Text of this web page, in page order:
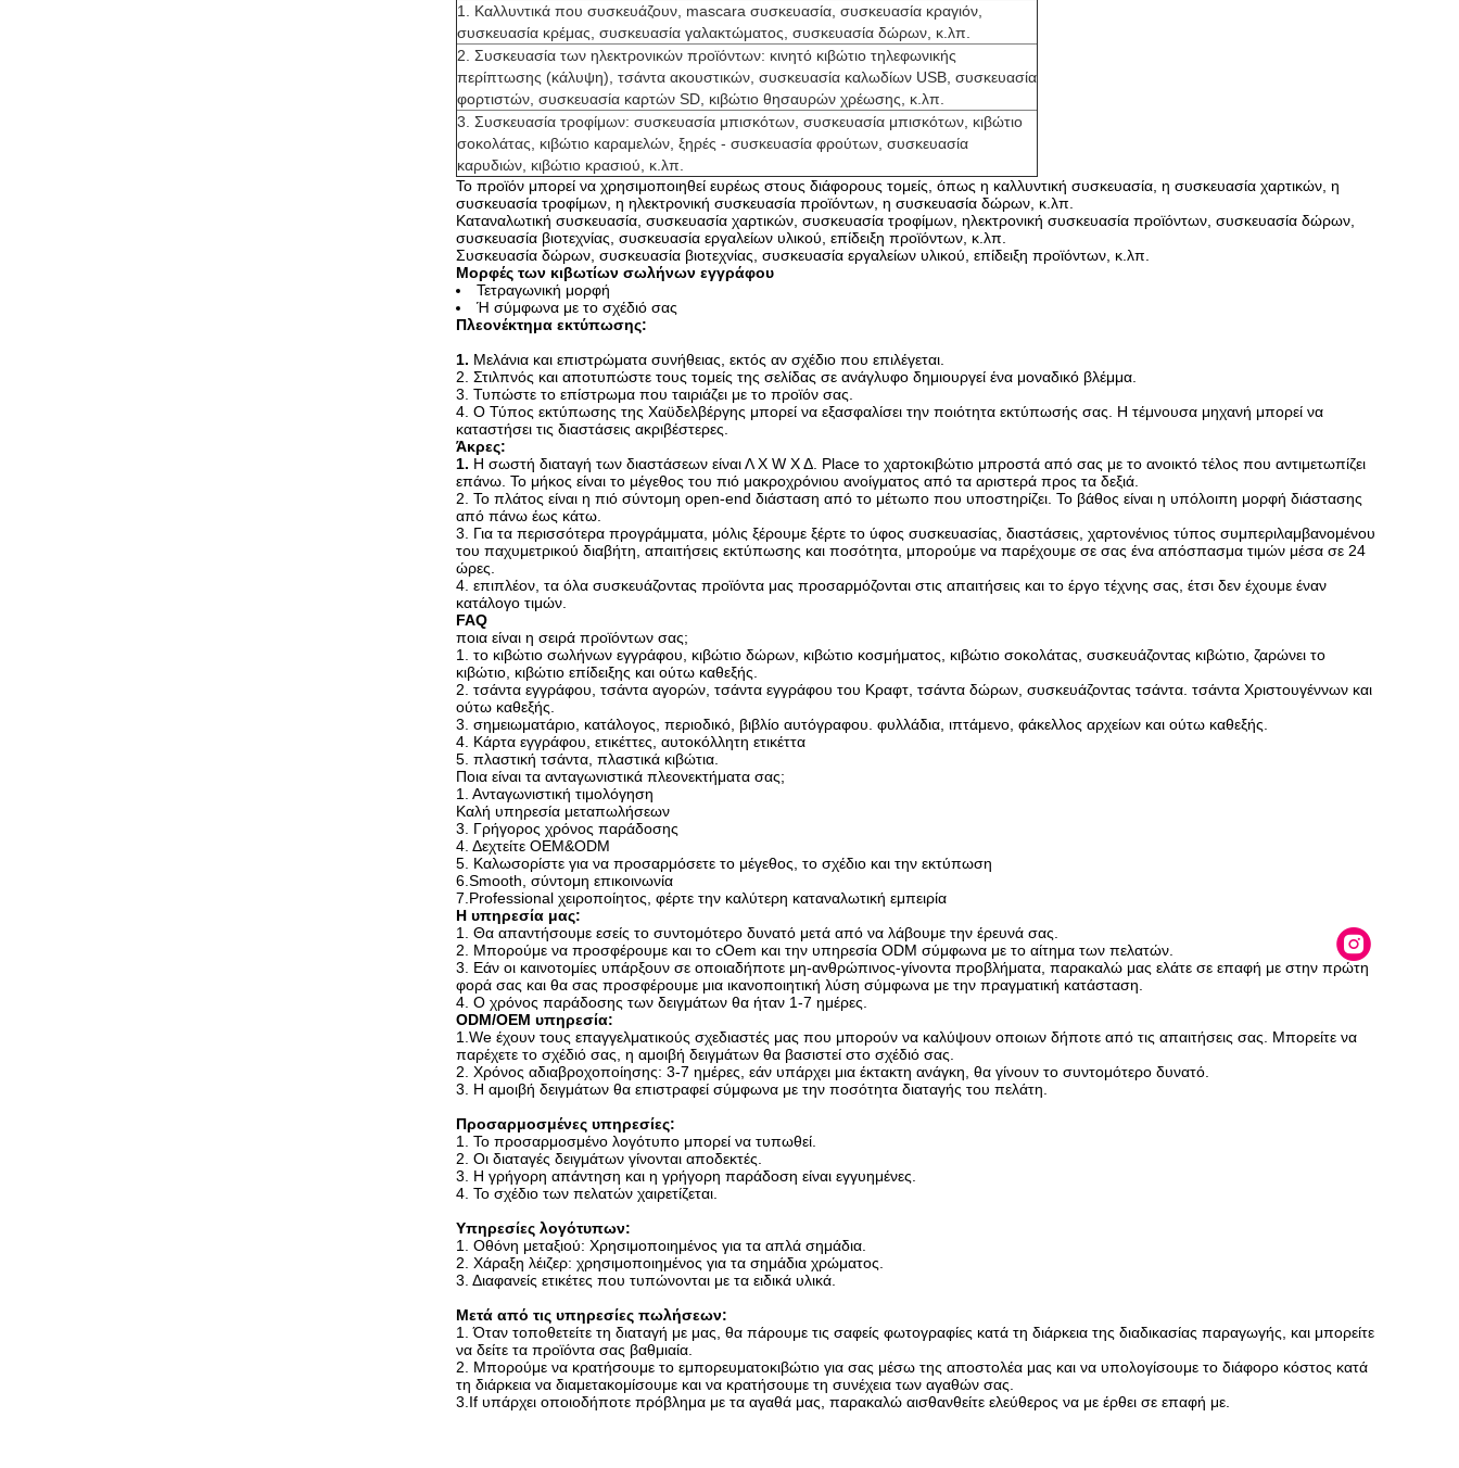
1. Καλλυντικά που συσκευάζουν, mascara συσκευασία, συσκευασία κραγιόν,
συσκευασία κρέμας, συσκευασία γαλακτώματος, συσκευασία δώρων, κ.λπ.
2. Συσκευασία των ηλεκτρονικών προϊόντων: κινητό κιβώτιο τηλεφωνικής
περίπτωσης (κάλυψη), τσάντα ακουστικών, συσκευασία καλωδίων USB, συσκευασία
φορτιστών, συσκευασία καρτών SD, κιβώτιο θησαυρών χρέωσης, κ.λπ.
3. Συσκευασία τροφίμων: συσκευασία μπισκότων, συσκευασία μπισκότων, κιβώτιο
σοκολάτας, κιβώτιο καραμελών, ξηρές - συσκευασία φρούτων, συσκευασία
καρυδιών, κιβώτιο κρασιού, κ.λπ.
Το προϊόν μπορεί να χρησιμοποιηθεί ευρέως στους διάφορους τομείς, όπως η καλλυντική συσκευασία, η συσκευασία χαρτικών, η
συσκευασία τροφίμων, η ηλεκτρονική συσκευασία προϊόντων, η συσκευασία δώρων, κ.λπ.
Καταναλωτική συσκευασία, συσκευασία χαρτικών, συσκευασία τροφίμων, ηλεκτρονική συσκευασία προϊόντων, συσκευασία δώρων,
συσκευασία βιοτεχνίας, συσκευασία εργαλείων υλικού, επίδειξη προϊόντων, κ.λπ.
Συσκευασία δώρων, συσκευασία βιοτεχνίας, συσκευασία εργαλείων υλικού, επίδειξη προϊόντων, κ.λπ.
Μορφές των κιβωτίων σωλήνων εγγράφου
Τετραγωνική μορφή
Ή σύμφωνα με το σχέδιό σας
Πλεονέκτημα εκτύπωσης:
1. Μελάνια και επιστρώματα συνήθειας, εκτός αν σχέδιο που επιλέγεται.
2. Στιλπνός και αποτυπώστε τους τομείς της σελίδας σε ανάγλυφο δημιουργεί ένα μοναδικό βλέμμα.
3. Τυπώστε το επίστρωμα που ταιριάζει με το προϊόν σας.
4. Ο Τύπος εκτύπωσης της Χαϋδελβέργης μπορεί να εξασφαλίσει την ποιότητα εκτύπωσής σας. Η τέμνουσα μηχανή μπορεί να
καταστήσει τις διαστάσεις ακριβέστερες.
Άκρες:
1. Η σωστή διαταγή των διαστάσεων είναι Λ Χ W Χ Δ. Place το χαρτοκιβώτιο μπροστά από σας με το ανοικτό τέλος που αντιμετωπίζει
επάνω. Το μήκος είναι το μέγεθος του πιό μακροχρόνιου ανοίγματος από τα αριστερά προς τα δεξιά.
2. Το πλάτος είναι η πιό σύντομη open-end διάσταση από το μέτωπο που υποστηρίζει. Το βάθος είναι η υπόλοιπη μορφή διάστασης
από πάνω έως κάτω.
3. Για τα περισσότερα προγράμματα, μόλις ξέρουμε ξέρτε το ύφος συσκευασίας, διαστάσεις, χαρτονένιος τύπος συμπεριλαμβανομένου
του παχυμετρικού διαβήτη, απαιτήσεις εκτύπωσης και ποσότητα, μπορούμε να παρέχουμε σε σας ένα απόσπασμα τιμών μέσα σε 24
ώρες.
4. επιπλέον, τα όλα συσκευάζοντας προϊόντα μας προσαρμόζονται στις απαιτήσεις και το έργο τέχνης σας, έτσι δεν έχουμε έναν
κατάλογο τιμών.
FAQ
ποια είναι η σειρά προϊόντων σας;
1. το κιβώτιο σωλήνων εγγράφου, κιβώτιο δώρων, κιβώτιο κοσμήματος, κιβώτιο σοκολάτας, συσκευάζοντας κιβώτιο, ζαρώνει το
κιβώτιο, κιβώτιο επίδειξης και ούτω καθεξής.
2. τσάντα εγγράφου, τσάντα αγορών, τσάντα εγγράφου του Κραφτ, τσάντα δώρων, συσκευάζοντας τσάντα. τσάντα Χριστουγέννων και
ούτω καθεξής.
3. σημειωματάριο, κατάλογος, περιοδικό, βιβλίο αυτόγραφου. φυλλάδια, ιπτάμενο, φάκελλος αρχείων και ούτω καθεξής.
4. Κάρτα εγγράφου, ετικέττες, αυτοκόλλητη ετικέττα
5. πλαστική τσάντα, πλαστικά κιβώτια.
Ποια είναι τα ανταγωνιστικά πλεονεκτήματα σας;
1. Ανταγωνιστική τιμολόγηση
Καλή υπηρεσία μεταπωλήσεων
3. Γρήγορος χρόνος παράδοσης
4. Δεχτείτε OEM&ODM
5. Καλωσορίστε για να προσαρμόσετε το μέγεθος, το σχέδιο και την εκτύπωση
6.Smooth, σύντομη επικοινωνία
7.Professional χειροποίητος, φέρτε την καλύτερη καταναλωτική εμπειρία
Η υπηρεσία μας:
1. Θα απαντήσουμε εσείς το συντομότερο δυνατό μετά από να λάβουμε την έρευνά σας.
2. Μπορούμε να προσφέρουμε και το cOem και την υπηρεσία ODM σύμφωνα με το αίτημα των πελατών.
3. Εάν οι καινοτομίες υπάρξουν σε οποιαδήποτε μη-ανθρώπινος-γίνοντα προβλήματα, παρακαλώ μας ελάτε σε επαφή με στην πρώτη
φορά σας και θα σας προσφέρουμε μια ικανοποιητική λύση σύμφωνα με την πραγματική κατάσταση.
4. Ο χρόνος παράδοσης των δειγμάτων θα ήταν 1-7 ημέρες.
ODM/OEM υπηρεσία:
1.We έχουν τους επαγγελματικούς σχεδιαστές μας που μπορούν να καλύψουν οποιων δήποτε από τις απαιτήσεις σας. Μπορείτε να
παρέχετε το σχέδιό σας, η αμοιβή δειγμάτων θα βασιστεί στο σχέδιό σας.
2. Χρόνος αδιαβροχοποίησης: 3-7 ημέρες, εάν υπάρχει μια έκτακτη ανάγκη, θα γίνουν το συντομότερο δυνατό.
3. Η αμοιβή δειγμάτων θα επιστραφεί σύμφωνα με την ποσότητα διαταγής του πελάτη.
Προσαρμοσμένες υπηρεσίες:
1. Το προσαρμοσμένο λογότυπο μπορεί να τυπωθεί.
2. Οι διαταγές δειγμάτων γίνονται αποδεκτές.
3. Η γρήγορη απάντηση και η γρήγορη παράδοση είναι εγγυημένες.
4. Το σχέδιο των πελατών χαιρετίζεται.
Υπηρεσίες λογότυπων:
1. Οθόνη μεταξιού: Χρησιμοποιημένος για τα απλά σημάδια.
2. Χάραξη λέιζερ: χρησιμοποιημένος για τα σημάδια χρώματος.
3. Διαφανείς ετικέτες που τυπώνονται με τα ειδικά υλικά.
Μετά από τις υπηρεσίες πωλήσεων:
1. Όταν τοποθετείτε τη διαταγή με μας, θα πάρουμε τις σαφείς φωτογραφίες κατά τη διάρκεια της διαδικασίας παραγωγής, και μπορείτε
να δείτε τα προϊόντα σας βαθμιαία.
2. Μπορούμε να κρατήσουμε το εμπορευματοκιβώτιο για σας μέσω της αποστολέα μας και να υπολογίσουμε το διάφορο κόστος κατά
τη διάρκεια να διαμετακομίσουμε και να κρατήσουμε τη συνέχεια των αγαθών σας.
3.If υπάρχει οποιοδήποτε πρόβλημα με τα αγαθά μας, παρακαλώ αισθανθείτε ελεύθερος να με έρθει σε επαφή με.